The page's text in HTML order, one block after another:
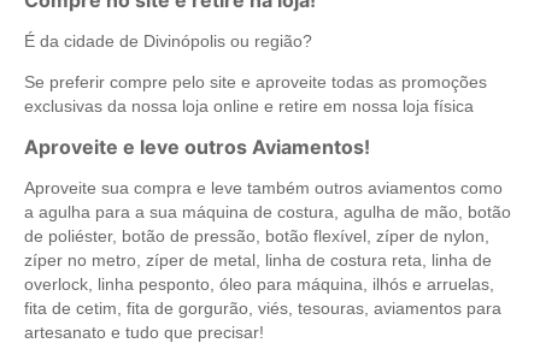
É da cidade de Divinópolis ou região?
Se preferir compre pelo site e aproveite todas as promoções
exclusivas da nossa loja online e retire em nossa loja física
Aproveite e leve outros Aviamentos!
Aproveite sua compra e leve também outros aviamentos como
a agulha para a sua máquina de costura, agulha de mão, botão
de poliéster, botão de pressão, botão flexível, zíper de nylon,
zíper no metro, zíper de metal, linha de costura reta, linha de
overlock, linha pesponto, óleo para máquina, ilhós e arruelas,
fita de cetim, fita de gorgurão, viés, tesouras, aviamentos para
artesanato e tudo que precisar!